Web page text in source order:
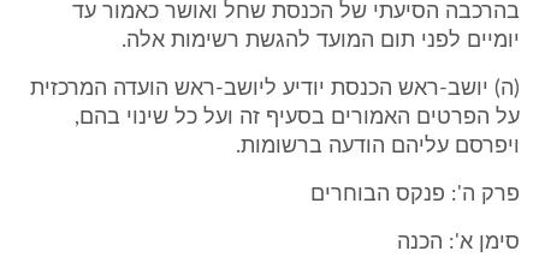
בהרכבה הסיעתי של הכנסת שחל ואושר כאמור עד
יומיים לפני תום המועד להגשת רשימות אלה.
(ה) יושב-ראש הכנסת יודיע ליושב-ראש הועדה המרכזית
על הפרטים האמורים בסעיף זה ועל כל שינוי בהם,
ויפרסם עליהם הודעה ברשומות.
פרק ה': פנקס הבוחרים
סימן א': הכנה